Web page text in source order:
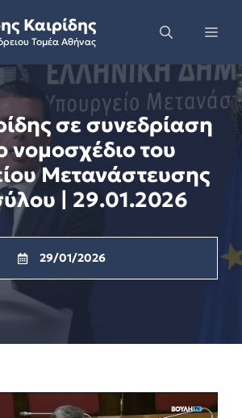
Καιρίδης
Τομέα Αθήνας
σε συνεδρίαση
νομοσχέδιο του
Μετανάστευσης
| 29.01.2026
29/01/2026